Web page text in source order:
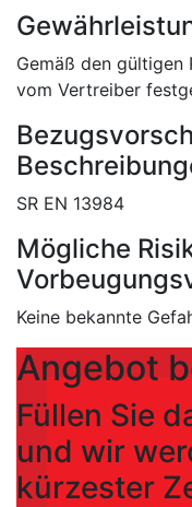
Gemäß den gültigen
vom Vertreiber
SR EN 13984
Mögliche
Keine bekannte
Angebot
Füllen Sie
und wir
kürzester